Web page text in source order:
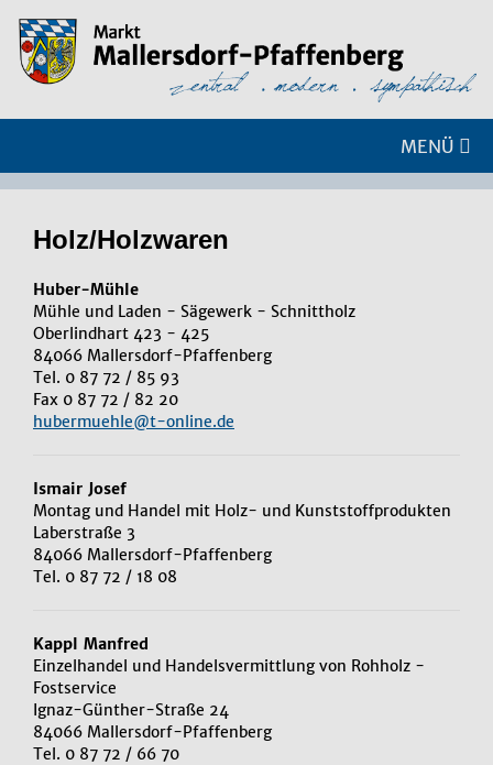
MENÜ
Holz/Holz­wa­ren
Huber-Mühle
Mühle und Laden - Sägewerk - Schnittholz
Oberlindhart 423 - 425
84066 Mallersdorf-Pfaffenberg
Tel. 0 87 72 / 85 93
Fax 0 87 72 / 82 20
hubermuehle@t-online.de
Ismair Josef
Montag und Handel mit Holz- und Kunststoffprodukten
Laberstraße 3
84066 Mallersdorf-Pfaffenberg
Tel. 0 87 72 / 18 08
Kappl Manfred
Einzelhandel und Handelsvermittlung von Rohholz -
Fostservice
Ignaz-Günther-Straße 24
84066 Mallersdorf-Pfaffenberg
Tel. 0 87 72 / 66 70